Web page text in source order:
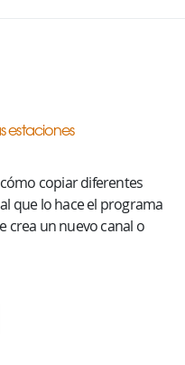
estaciones
copiar diferentes
que lo hace el programa
crea un nuevo canal o